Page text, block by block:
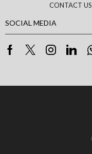
CONTACT US
SOCIAL MEDIA